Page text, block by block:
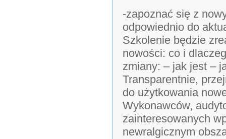
-zapoznać się z
odpowiednio do
Szkolenie będzie
nowości: co i
zmiany: – jak jest –
Transparentnie,
do użytkowania
Wykonawców,
zainteresowanych
newralgicznym